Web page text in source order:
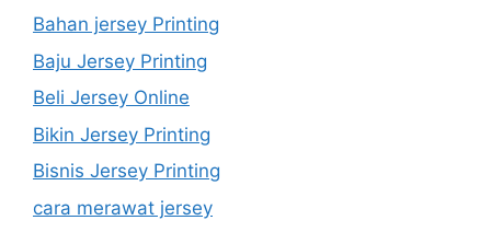
Bahan jersey Printing
Baju Jersey Printing
Beli Jersey Online
Bikin Jersey Printing
Bisnis Jersey Printing
cara merawat jersey